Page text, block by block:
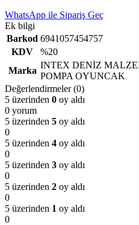
WhatsApp ile Sipariş Geç
Ek bilgi
Barkod 6941057454757
KDV
%20
Marka
INTEX DENİZ
POMPA OYUNCAK
Değerlendirmeler (0)
5 üzerinden 0 oy aldı
0 yorum
5 üzerinden 5 oy aldı
0
5 üzerinden 4 oy aldı
0
5 üzerinden 3 oy aldı
0
5 üzerinden 2 oy aldı
0
5 üzerinden 1 oy aldı
0